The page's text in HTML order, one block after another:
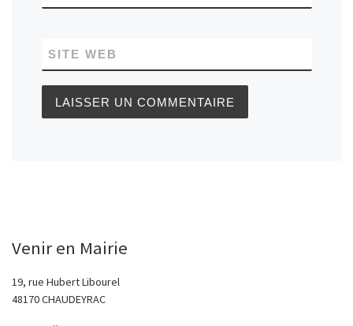
SITE WEB
Venir en Mairie
19, rue Hubert Libourel
48170 CHAUDEYRAC